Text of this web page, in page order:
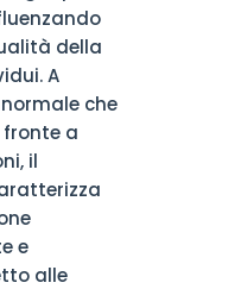
della
A
che
a
il
e
alle